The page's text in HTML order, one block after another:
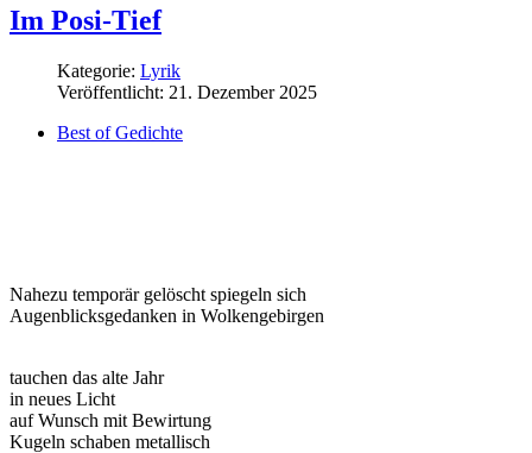
Im Posi-Tief
Kategorie: Lyrik
Veröffentlicht: 21. Dezember 2025
Best of Gedichte
Nahezu temporär gelöscht spiegeln sich
Augenblicksgedanken in Wolkengebirgen
tauchen das alte Jahr
in neues Licht
auf Wunsch mit Bewirtung
Kugeln schaben metallisch